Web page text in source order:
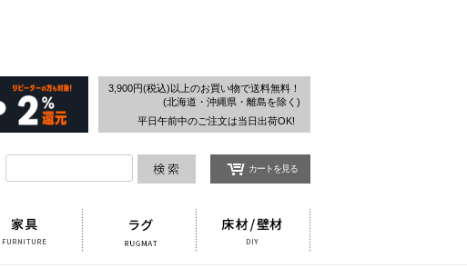
3,900円(税込)以上のお買い物で送料無料！
(北海道・沖縄県・離島を除く)
平日午前中のご注文は当日出荷OK!
カートを見る
検索